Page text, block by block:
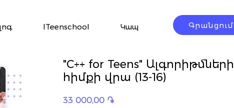
ITeenschool Կապ Գրանցում
"C++ for Teens" Ալգորիթմների
հիմքի վրա (13-16)
33 000,00 ֏Price